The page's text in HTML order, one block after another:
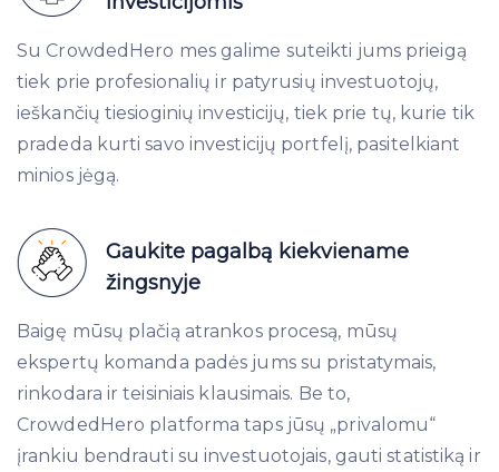
Su CrowdedHero mes galime suteikti jums prieigą
tiek prie profesionalių ir patyrusių investuotojų,
ieškančių tiesioginių investicijų, tiek prie tų, kurie tik
pradeda kurti savo investicijų portfelį, pasitelkiant
minios jėgą.
Gaukite pagalbą kiekviename
žingsnyje
Baigę mūsų plačią atrankos procesą, mūsų
ekspertų komanda padės jums su pristatymais,
rinkodara ir teisiniais klausimais. Be to,
CrowdedHero platforma taps jūsų „privalomu“
įrankiu bendrauti su investuotojais, gauti statistiką ir